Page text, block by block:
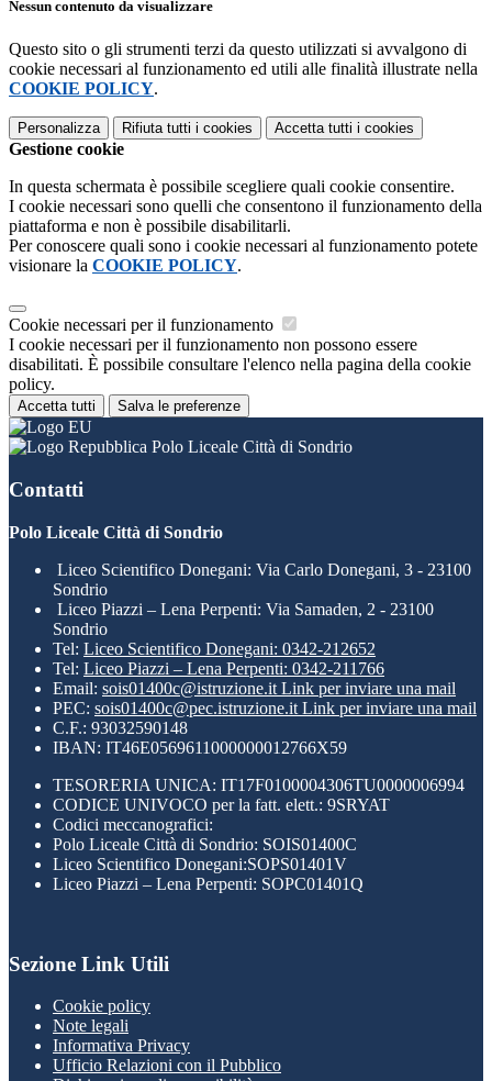
Nessun contenuto da visualizzare
Questo sito o gli strumenti terzi da questo utilizzati si avvalgono di
cookie necessari al funzionamento ed utili alle finalità illustrate nella
COOKIE POLICY.
Personalizza Rifiuta tutti i cookies Accetta tutti i cookies
Gestione cookie
In questa schermata è possibile scegliere quali cookie consentire.
I cookie necessari sono quelli che consentono il funzionamento della
piattaforma e non è possibile disabilitarli.
Per conoscere quali sono i cookie necessari al funzionamento potete
visionare la COOKIE POLICY.
Cookie necessari per il funzionamento
I cookie necessari per il funzionamento non possono essere
disabilitati. È possibile consultare l'elenco nella pagina della cookie
policy.
Accetta tutti Salva le preferenze
Polo Liceale Città di Sondrio
Contatti
Polo Liceale Città di Sondrio
Liceo Scientifico Donegani: Via Carlo Donegani, 3 - 23100
Sondrio
Liceo Piazzi – Lena Perpenti: Via Samaden, 2 - 23100
Sondrio
Tel: Liceo Scientifico Donegani: 0342-212652
Tel: Liceo Piazzi – Lena Perpenti: 0342-211766
Email: sois01400c@istruzione.it Link per inviare una mail
PEC: sois01400c@pec.istruzione.it Link per inviare una mail
C.F.: 93032590148
IBAN: IT46E0569611000000012766X59
TESORERIA UNICA: IT17F0100004306TU0000006994
CODICE UNIVOCO per la fatt. elett.: 9SRYAT
Codici meccanografici:
Polo Liceale Città di Sondrio: SOIS01400C
Liceo Scientifico Donegani:SOPS01401V
Liceo Piazzi – Lena Perpenti: SOPC01401Q
Sezione Link Utili
Cookie policy
Note legali
Informativa Privacy
Ufficio Relazioni con il Pubblico